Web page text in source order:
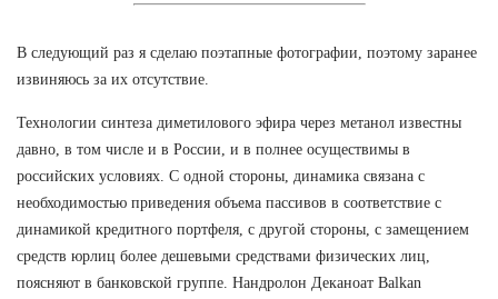
В следующий раз я сделаю поэтапные фотографии, поэтому заранее
извиняюсь за их отсутствие.
Технологии синтеза диметилового эфира через метанол известны
давно, в том числе и в России, и в полнее осуществимы в
российских условиях. С одной стороны, динамика связана с
необходимостью приведения объема пассивов в соответствие с
динамикой кредитного портфеля, с другой стороны, с замещением
средств юрлиц более дешевыми средствами физических лиц,
поясняют в банковской группе. Нандролон Деканоат Balkan